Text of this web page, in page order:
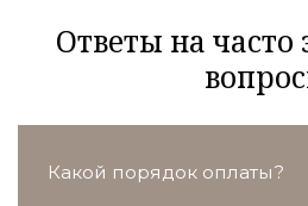
Ответы на
Какой порядок оплаты?